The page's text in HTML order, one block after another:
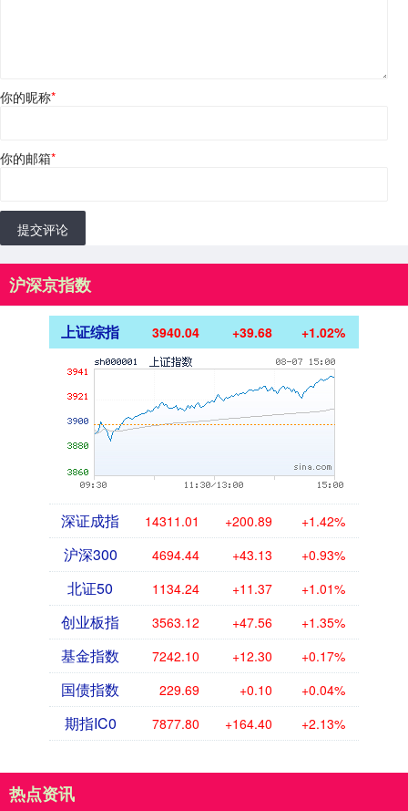
你的昵称*
你的邮箱*
提交评论
沪深京指数
上证综指 3940.04 +39.68 +1.02%
深证成指 14311.01 +200.89 +1.42%
沪深300 4694.44 +43.13 +0.93%
北证50 1134.24 +11.37 +1.01%
创业板指 3563.12 +47.56 +1.35%
基金指数 7242.10 +12.30 +0.17%
国债指数 229.69 +0.10 +0.04%
期指IC0 7877.80 +164.40 +2.13%
热点资讯